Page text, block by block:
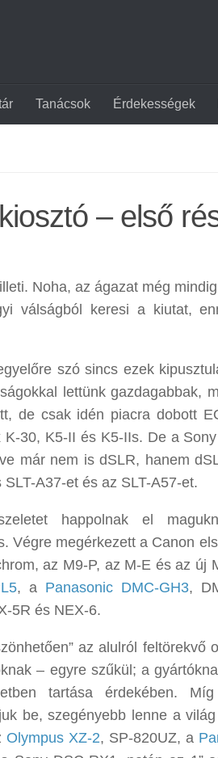
Tanácsok Érdekességek
– első
Noha, az ágazat még
válságból keresi a kiutat,
szó sincs ezek
lettünk gazdagabbak,
de csak idén piacra dobott
K-30, K5-II és K5-IIs. De a
már nem is dSLR, hanem
A37-et és az SLT-A57-et.
happolnak el
Végre megérkezett a Canon
az M9-P, az M-E és az új
, a Panasonic DMC-GH3,
5R és NEX-6.
az alulról feltörekvő
– egyre szűkül; a
tartása érdekében. Míg
be, szegényebb lenne a
Olympus XZ-2, SP-820UZ, a